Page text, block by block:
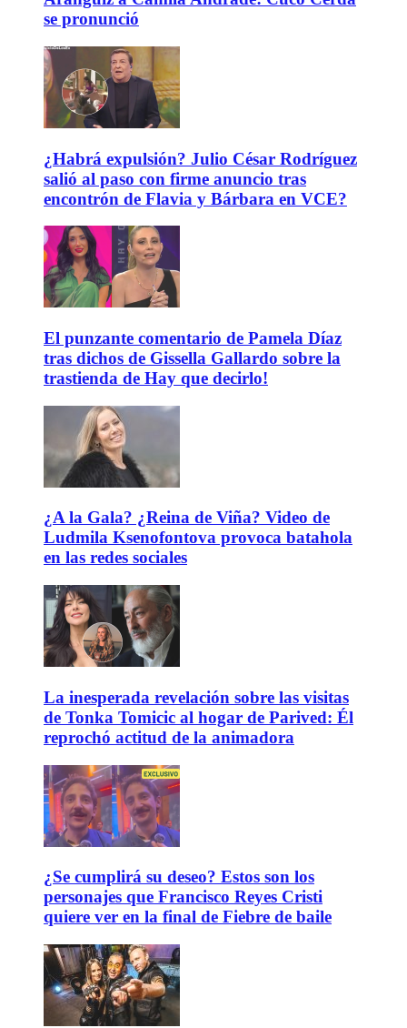
se pronunció
¿Habrá expulsión? Julio César Rodríguez
salió al paso con firme anuncio tras
encontrón de Flavia y Bárbara en VCE?
El punzante comentario de Pamela Díaz
tras dichos de Gissella Gallardo sobre la
trastienda de Hay que decirlo!
¿A la Gala? ¿Reina de Viña? Video de
Ludmila Ksenofontova provoca batahola
en las redes sociales
La inesperada revelación sobre las visitas
de Tonka Tomicic al hogar de Parived: Él
reprochó actitud de la animadora
¿Se cumplirá su deseo? Estos son los
personajes que Francisco Reyes Cristi
quiere ver en la final de Fiebre de baile